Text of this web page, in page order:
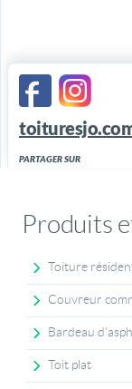
PARTAGER SUR
Produits
Toiture
Couvreur
Bardeau
Toit plat